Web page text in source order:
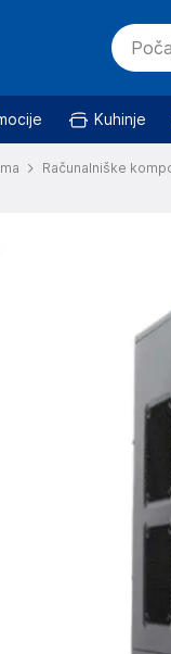
Kuhinje
Računalniške